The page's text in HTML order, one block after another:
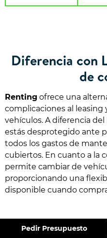
Diferencia con
de
Renting ofrece una
complicaciones al leasing
vehículos. A diferencia
estás desprotegido ante
todos los gastos de
cubiertos. En cuanto a la
permite cambiar de
proporcionando una
disponible cuando
Pedir Presupuesto